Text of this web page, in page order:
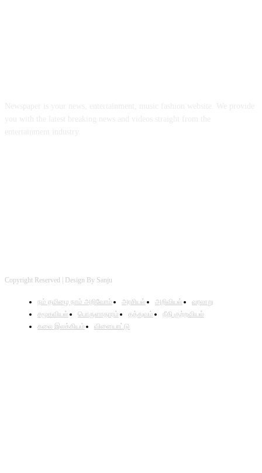
Copyright Reserved | Design By Sanju
நம் தமிழை நாம் அறிவோம் அரசியல் அறிவியல்
வரலாறு
சமூகவியல்
பொருளாதாரம் தத்துவம்
நீதி குற்றவியல்
கலை இலக்கியம்
விளையாட்டு